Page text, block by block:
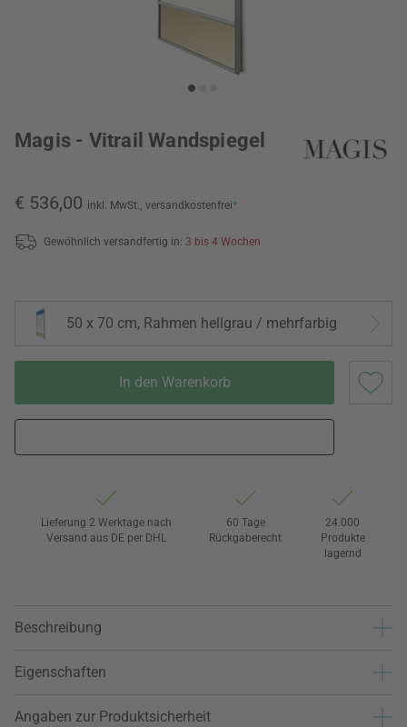
Magis - Vitrail Wandspiegel
€ 536,00 inkl. MwSt., versandkostenfrei*
Gewöhnlich versandfertig in: 3 bis 4 Wochen
50 x 70 cm, Rahmen hellgrau / mehrfarbig
In den Warenkorb
Lieferung 2 Werktage nach
Versand aus DE per DHL
60 Tage
Rückgaberecht
24.000
Produkte
lagernd
Beschreibung
Eigenschaften
Angaben zur Produktsicherheit